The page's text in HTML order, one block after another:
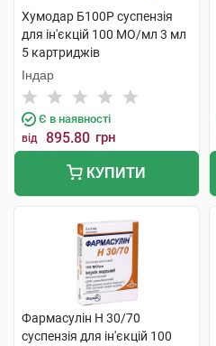
Хумодар Б100Р суспензія
для ін'єкцій 100 МО/мл 3 мл
5 картриджів
Індар
Є в наявності
від 895.80 грн
КУПИТИ
Фармасулін Н 30/70
суспензія для ін'єкцій 100